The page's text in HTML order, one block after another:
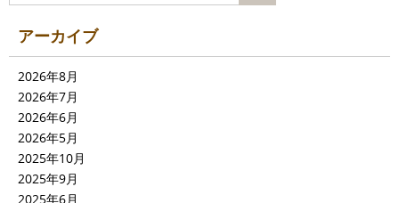
アーカイブ
2026年8月
2026年7月
2026年6月
2026年5月
2025年10月
2025年9月
2025年6月